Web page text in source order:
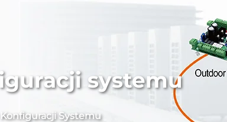
systemu
Systemu